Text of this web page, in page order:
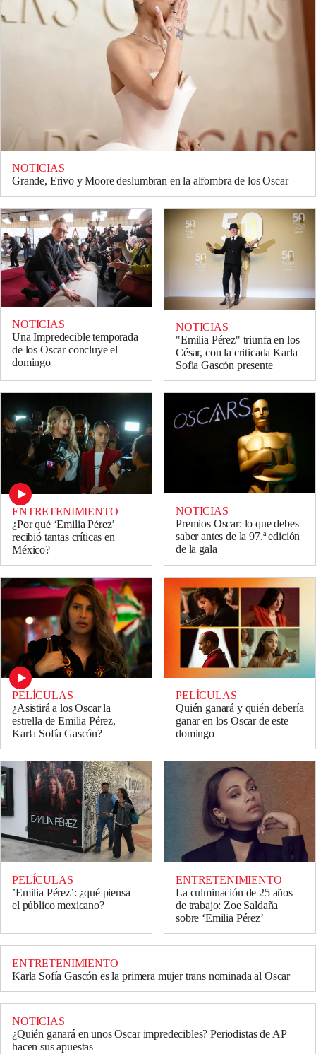
NOTICIAS
Grande, Erivo y Moore deslumbran en la alfombra de los Oscar
NOTICIAS
Una Impredecible temporada
de los Oscar concluye el
domingo
NOTICIAS
"Emilia Pérez" triunfa en los
César, con la criticada Karla
Sofia Gascón presente
ENTRETENIMIENTO
¿Por qué ‘Emilia Pérez’
recibió tantas críticas en
México?
NOTICIAS
Premios Oscar: lo que debes
saber antes de la 97.ª edición
de la gala
PELÍCULAS
¿Asistirá a los Oscar la
estrella de Emilia Pérez,
Karla Sofía Gascón?
PELÍCULAS
Quién ganará y quién debería
ganar en los Oscar de este
domingo
PELÍCULAS
’Emilia Pérez’: ¿qué piensa
el público mexicano?
ENTRETENIMIENTO
La culminación de 25 años
de trabajo: Zoe Saldaña
sobre ‘Emilia Pérez’
ENTRETENIMIENTO
Karla Sofía Gascón es la primera mujer trans nominada al Oscar
NOTICIAS
¿Quién ganará en unos Oscar impredecibles? Periodistas de AP
hacen sus apuestas